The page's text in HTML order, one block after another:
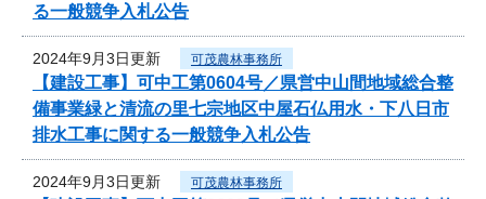
る一般競争入札公告
2024年9月3日更新 可茂農林事務所
【建設工事】可中工第0604号／県営中山間地域総合整
備事業緑と清流の里七宗地区中屋石仏用水・下八日市
排水工事に関する一般競争入札公告
2024年9月3日更新 可茂農林事務所